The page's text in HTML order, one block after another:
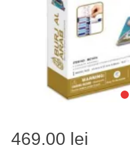
469.00 lei